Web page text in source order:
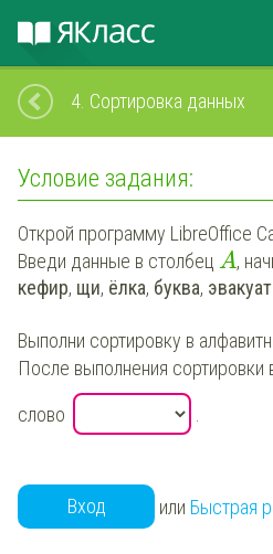
4. Сортировка данных
Условие задания:
Открой программу LibreOffice
Введи данные в столбец A,
кефир, щи, ёлка, буква,
Выполни сортировку в
После выполнения сортировки
слово
Вход или Быстрая